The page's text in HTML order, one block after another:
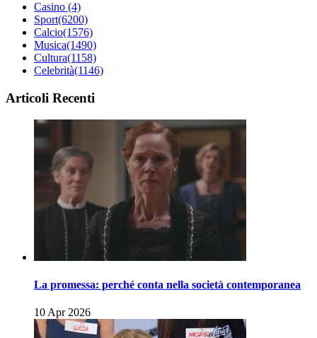
Casino (4)
Sport(6200)
Calcio(1576)
Musica(1490)
Cultura(1158)
Celebrità(1146)
Articoli Recenti
La promessa: perché conta nella società contemporanea
10 Apr 2026